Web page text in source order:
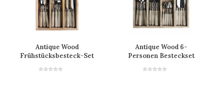
Antique Wood
Frühstücksbesteck-Set
Französische Eiche
Antique Wood 6-
Personen Besteckset
'French Oak' in Holz-